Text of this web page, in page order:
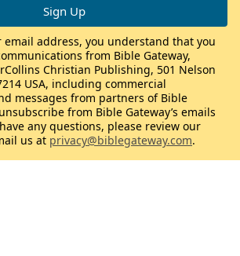
address, you understand that you
from Bible Gateway,
Christian Publishing, 501 Nelson
USA, including commercial
messages from partners of Bible
from Bible Gateway’s emails
any questions, please review our
us at privacy@biblegateway.com.